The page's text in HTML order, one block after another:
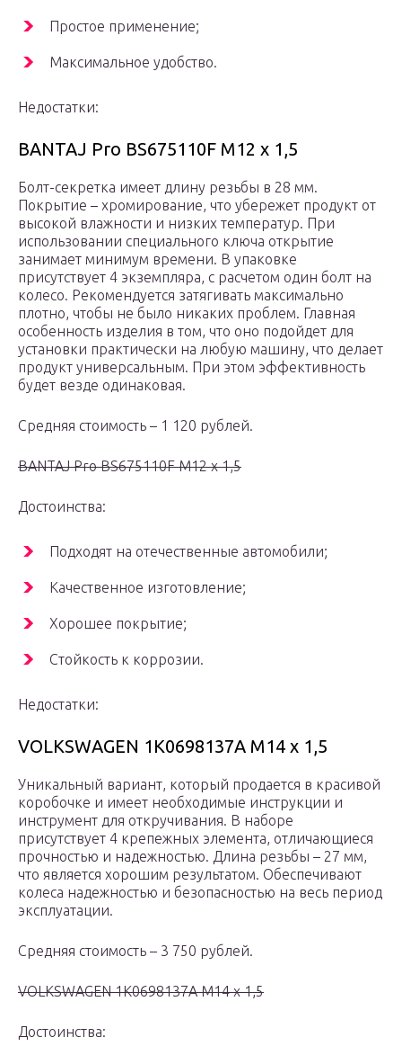
Простое применение;
Максимальное удобство.
Недостатки:
BANTAJ Pro BS675110F M12 x 1,5
Болт-секретка имеет длину резьбы в 28 мм.
Покрытие – хромирование, что убережет продукт от
высокой влажности и низких температур. При
использовании специального ключа открытие
занимает минимум времени. В упаковке
присутствует 4 экземпляра, с расчетом один болт на
колесо. Рекомендуется затягивать максимально
плотно, чтобы не было никаких проблем. Главная
особенность изделия в том, что оно подойдет для
установки практически на любую машину, что делает
продукт универсальным. При этом эффективность
будет везде одинаковая.
Средняя стоимость – 1 120 рублей.
BANTAJ Pro BS675110F M12 x 1,5
Достоинства:
Подходят на отечественные автомобили;
Качественное изготовление;
Хорошее покрытие;
Стойкость к коррозии.
Недостатки:
VOLKSWAGEN 1K0698137A M14 x 1,5
Уникальный вариант, который продается в красивой
коробочке и имеет необходимые инструкции и
инструмент для откручивания. В наборе
присутствует 4 крепежных элемента, отличающиеся
прочностью и надежностью. Длина резьбы – 27 мм,
что является хорошим результатом. Обеспечивают
колеса надежностью и безопасностью на весь период
эксплуатации.
Средняя стоимость – 3 750 рублей.
VOLKSWAGEN 1K0698137A M14 x 1,5
Достоинства: